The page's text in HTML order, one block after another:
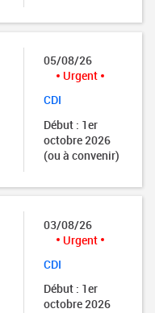
05/08/26
Urgent
CDI
Début : 1er
octobre 2026
(ou à convenir)
03/08/26
Urgent
CDI
Début : 1er
octobre 2026